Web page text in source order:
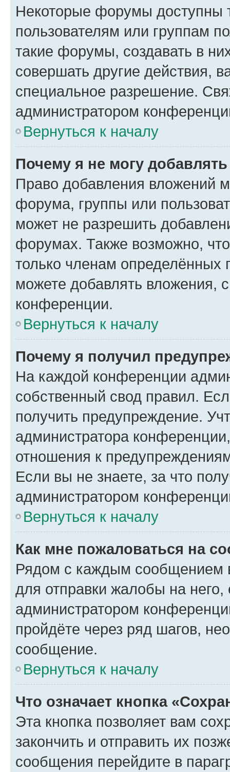
Некоторые форумы доступны
пользователям или группам
такие форумы, создавать в
совершать другие действия,
специальное разрешение.
администратором
Вернуться к началу
Почему я не могу
Право добавления вложений
форума, группы или
может не разрешить
форумах. Также возможно,
только членам определённых
можете добавлять вложения,
конференции.
Вернуться к началу
Почему я получил
На каждой конференции
собственный свод правил.
получить предупреждение.
администратора
отношения к
Если вы не знаете, за что
администратором
Вернуться к началу
Как мне пожаловаться на
Рядом с каждым сообщением
для отправки жалобы на
администратором
пройдёте через ряд шагов,
сообщение.
Вернуться к началу
Что означает кнопка
Эта кнопка позволяет вам
закончить и отправить их
сообщения перейдите в